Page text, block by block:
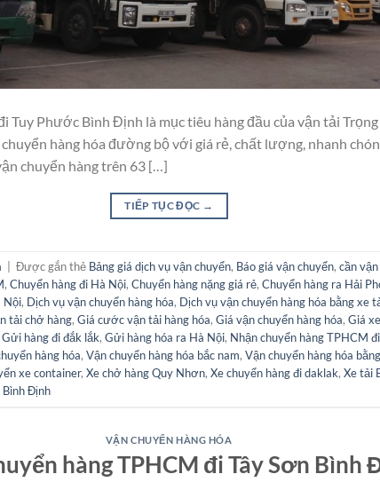
Tuy Phước Bình Định là mục tiêu hàng đầu của vận tải
hàng hóa đường bộ với giá rẻ, chất lượng, nhanh
chuyển hàng trên 63 […]
TIẾP TỤC ĐỌC →
Được gắn thẻ Bảng giá dịch vụ vận chuyển, Báo giá vận chuyển, cần
, Chuyển hàng đi Hà Nội, Chuyển hàng nặng giá rẻ, Chuyển hàng ra Hải
Nội, Dịch vụ vận chuyển hàng hóa, Dịch vụ vận chuyển hàng hóa bằng xe
tải chở hàng, Giá cước vận tải hàng hóa, Giá vận chuyển hàng hóa, Giá
Gửi hàng đi đắk lắk, Gửi hàng hóa ra Hà Nội, Nhận chuyển hàng TPHCM
hàng hóa, Vận chuyển hàng hóa bắc nam, Vận chuyển hàng hóa
xe container, Xe chở hàng Quy Nhơn, Xe chuyển hàng đi daklak, Xe tải
Bình Định
VẬN CHUYỂN HÀNG HÓA
hàng TPHCM đi Tây Sơn Bình